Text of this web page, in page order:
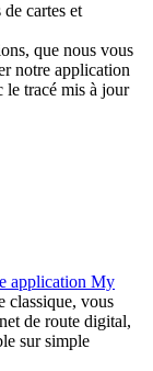
cartes et
que nous vous
notre application
le tracé mis à jour
application My
classique, vous
de route digital,
sur simple